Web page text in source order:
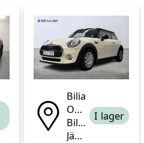
Bilia
Outlet
Bilhall
Jägersro
I lager